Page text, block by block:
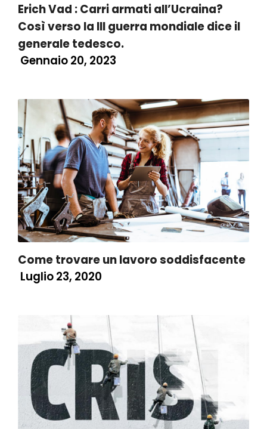
Erich Vad : Carri armati all’Ucraina?
Così verso la III guerra mondiale dice il
generale tedesco.
Gennaio 20, 2023
Come trovare un lavoro soddisfacente
Luglio 23, 2020